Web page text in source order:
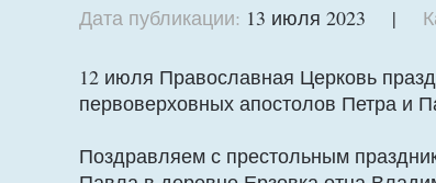
Дата публикации: 13 июля 2023 |
12 июля Православная Церковь
первоверховных апостолов Петра и
Поздравляем с престольным